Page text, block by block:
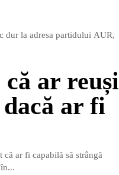
dur la adresa partidului AUR,
că ar reuși
ar fi
ar fi capabilă să strângă